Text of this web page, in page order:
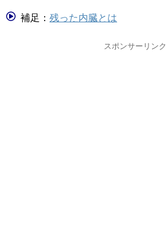
補足： 残った内臓とは
スポンサーリンク